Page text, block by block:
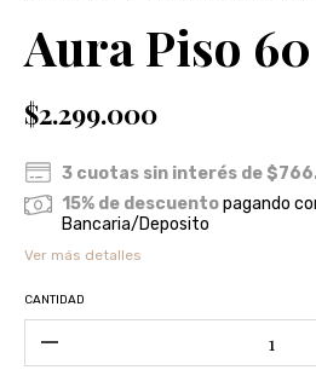
Aura Piso 60
$2.299.000
3 cuotas sin interés de
15% de descuentopagando
Bancaria/Deposito
Ver más detalles
CANTIDAD